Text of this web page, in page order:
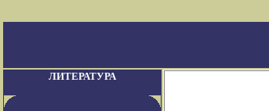
ЛИТЕРАТУРА